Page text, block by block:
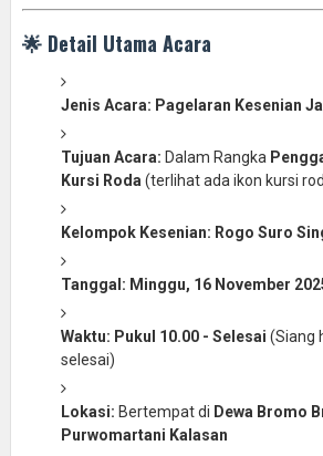
🌟 Detail Utama Acara
Jenis Acara: Pagelaran Kesenian
Tujuan Acara: Dalam Rangka
Kursi Roda (terlihat ada ikon kursi
Kelompok Kesenian: Rogo Suro
Tanggal: Minggu, 16 November
Waktu: Pukul 10.00 - Selesai (Siang
selesai)
Lokasi: Bertempat di Dewa Bromo
Purwomartani Kalasan